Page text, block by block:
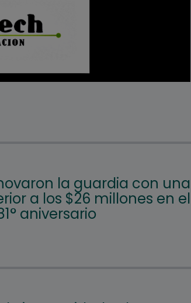
la guardia con una
a los $26 millones en el
aniversario